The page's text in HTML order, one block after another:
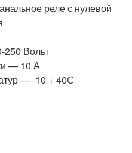
реле с нулевой
Вольт
— 10 А
— -10 + 40С